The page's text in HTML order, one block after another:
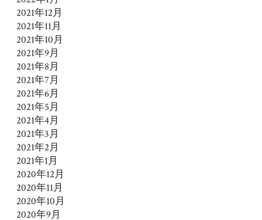
2021年12月
2021年11月
2021年10月
2021年9月
2021年8月
2021年7月
2021年6月
2021年5月
2021年4月
2021年3月
2021年2月
2021年1月
2020年12月
2020年11月
2020年10月
2020年9月